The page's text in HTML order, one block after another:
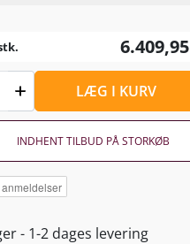
6.409,95
LÆG I KURV
INDHENT TILBUD PÅ STORKØB
- 1-2 dages levering